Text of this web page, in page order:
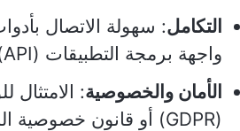
التكامل: سهولة الاتصال
واجهة برمجة التطبيقات (API)
الأمان والخصوصية: الامتثال
(GDPR) أو قانون خصوصية المستهلك في كاليفورنيا (CCPA)